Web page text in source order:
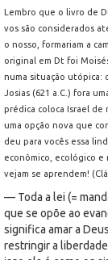
Lembro que o livro de
vos são considerados
o nosso, formariam a
original em Dt foi
numa situação utópica:
Josias (621 a.C.) fora
prédica coloca Israel de
uma opção nova que
deu para vocês essa
econômico, ecológico e
vejam se aprendem!
— Toda a lei (=
que se opõe ao
significa amar a
restringir a